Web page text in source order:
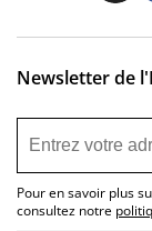
Newsletter de
Pour en savoir plus
consultez notre